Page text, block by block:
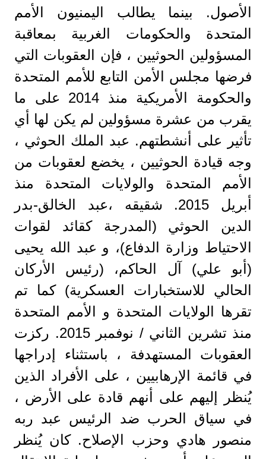
الأصول. بينما يطالب اليمنيون الأمم
المتحدة والحكومات الغربية بمعاقبة
المسؤولين الحوثيين ، فإن العقوبات التي
فرضها مجلس الأمن التابع للأمم المتحدة
والحكومة الأمريكية منذ 2014 على ما
يقرب من عشرة مسؤولين لم يكن لها أي
تأثير على أنشطتهم. عبد الملك الحوثي ،
وجه قيادة الحوثيين ، يخضع لعقوبات من
الأمم المتحدة والولايات المتحدة منذ
أبريل 2015. شقيقه ،عبد الخالق-بدر
الدين الحوثي (المدرجة كقائد لقوات
الاحتياط وزارة الدفاع)، و عبد الله يحيى
(أبو علي) آل الحاكم، (رئيس الأركان
الحالي للاستخبارات العسكرية) كما تم
تقرها الولايات المتحدة و الأمم المتحدة
منذ تشرين الثاني / نوفمبر 2015. ركزت
العقوبات المستهدفة ، باستثناء إدراجها
في قائمة الإرهابيين ، على الأفراد الذين
يُنظر إليهم على أنهم قادة على الأرض ،
في سياق الحرب ضد الرئيس عبد ربه
منصور هادي وحزب الإصلاح. كان يُنظر